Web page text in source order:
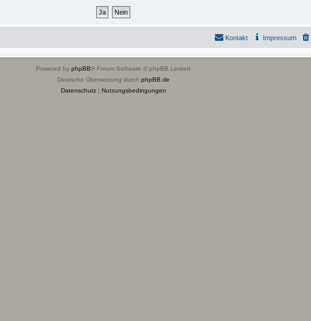
Impressum
Kontakt
Powered by phpBB® Forum Software © phpBB Limited
Deutsche Übersetzung durch phpBB.de
Datenschutz| Nutzungsbedingungen